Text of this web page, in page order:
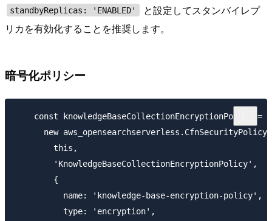
standbyReplicas: 'ENABLED'
と設定してスタンバイレプ
リカを有効化することを推奨します。
暗号化ポリシー
    const knowledgeBaseCollectionEncryptionPolicy =
      new aws_opensearchserverless.CfnSecurityPolicy(
        this,
        'KnowledgeBaseCollectionEncryptionPolicy',
        {
          name: 'knowledge-base-encryption-policy',
          type: 'encryption',